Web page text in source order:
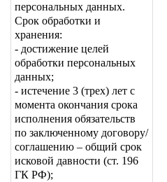
персональных данных.
Срок обработки и
хранения:
- достижение целей
обработки персональных
данных;
- истечение 3 (трех) лет с
момента окончания срока
исполнения обязательств
по заключенному договору/
соглашению – общий срок
исковой давности (ст. 196
ГК РФ);